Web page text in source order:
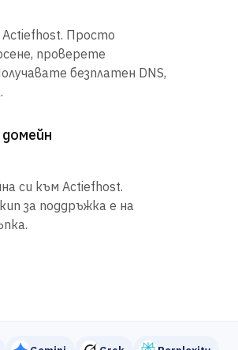
Actiefhost. Просто
проверете
безплатен DNS,
си към Actiefhost.
за поддръжка е на